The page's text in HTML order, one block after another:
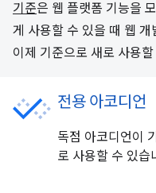
기준은 웹 플랫폼 기능을
게 사용할 수 있을 때 웹
이제 기준으로 새로 사용
전용 아코디언
독점 아코디언이
로 사용할 수 있습